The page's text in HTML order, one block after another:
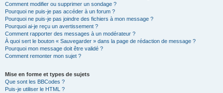
Comment modifier ou supprimer un sondage ?
Pourquoi ne puis-je pas accéder à un forum ?
Pourquoi ne puis-je pas joindre des fichiers à mon message ?
Pourquoi ai-je reçu un avertissement ?
Comment rapporter des messages à un modérateur ?
À quoi sert le bouton « Sauvegarder » dans la page de rédaction de message ?
Pourquoi mon message doit être validé ?
Comment remonter mon sujet ?
Mise en forme et types de sujets
Que sont les BBCodes ?
Puis-je utiliser le HTML ?